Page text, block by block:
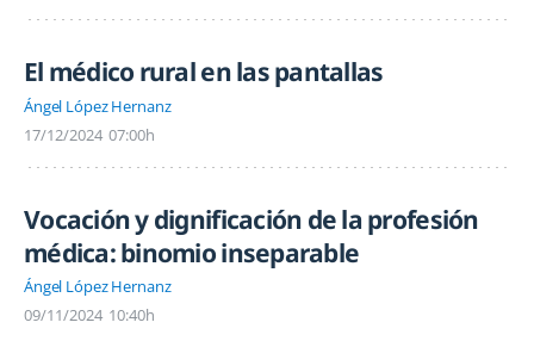
El médico rural en las pantallas
Ángel López Hernanz
17/12/2024 07:00h
Vocación y dignificación de la profesión
médica: binomio inseparable
Ángel López Hernanz
09/11/2024 10:40h